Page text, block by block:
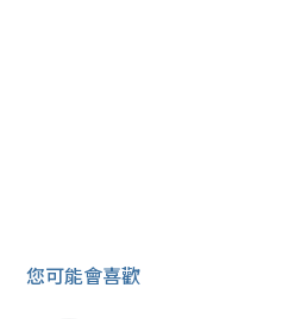
您可能會喜歡